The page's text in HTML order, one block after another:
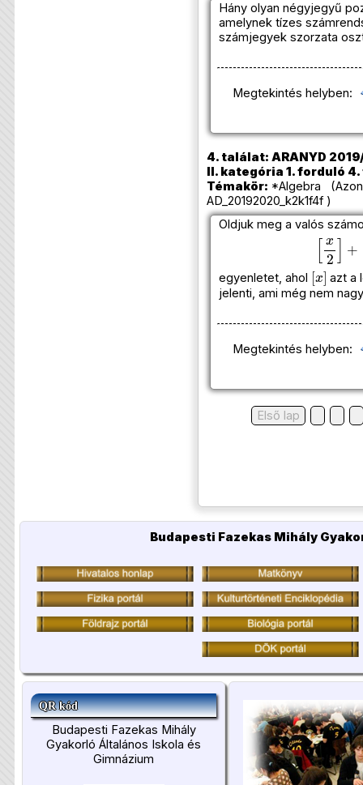
Hány olyan négyjegyű
amelynek tízes
számjegyek szorzata
Megtekintés helyben:
4. találat: ARANYD
II. kategória 1. forduló
Témakör: *Algebra
AD_20192020_k2k1f4f )
Oldjuk meg a valós
[x2]
egyenletet, ahol
[ x]
azt a
jelenti, ami még nem
Megtekintés helyben:
Első lap
Budapesti Fazekas Mihály
QR kód
Budapesti Fazekas Mihály
Gyakorló Általános Iskola és
Gimnázium